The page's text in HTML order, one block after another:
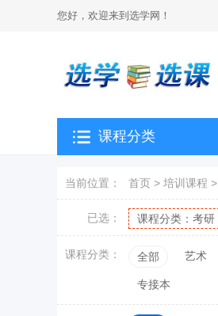
您好，欢迎来到选学网！
课程分类
当前位置： 首页 > 培训课程 >
已选： 课程分类： 考研
课程分类： 全部 艺术
专接本